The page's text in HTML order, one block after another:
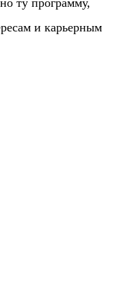
и карьерным